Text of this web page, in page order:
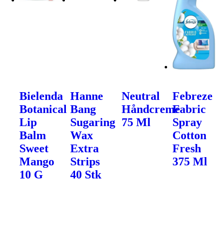
Bielenda
Botanical
Lip
Balm
Sweet
Mango
10 G
Hanne
Bang
Sugaring
Wax
Extra
Strips
40 Stk
Neutral
Håndcreme
75 Ml
Febreze
Fabric
Spray
Cotton
Fresh
375 Ml